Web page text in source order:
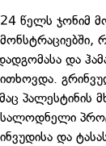
წელს ჯონიმ
და
პალესტინის
და